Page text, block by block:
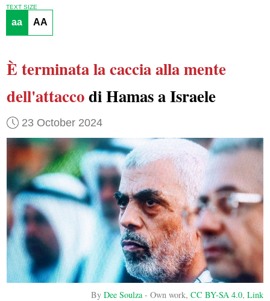
TEXT SIZE
aa AA
È terminatala cacciaalla mente
dell'attaccodi Hamas a Israele
23 October 2024
ByDee Soulza-Own work,CC BY-SA 4.0,Link